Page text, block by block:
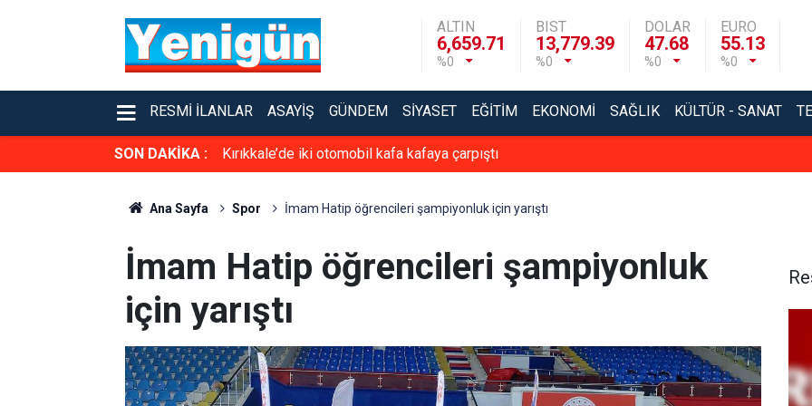
ALTIN
6,659.71
%0
BIST
13,779.39
%0
DOLAR
47.68
%0
EURO
55.13
%0
RESMI İLANLAR ASAYIŞ GÜNDEM SIYASET EĞITIM EKONOMI SAĞLIK KÜLTÜR - SANAT
SON DAKİKA : Kırıkkale’de iki otomobil kafa kafaya çarpıştı
Ana Sayfa Spor İmam Hatip öğrencileri şampiyonluk için yarıştı
İmam Hatip öğrencileri şampiyonluk
için yarıştı